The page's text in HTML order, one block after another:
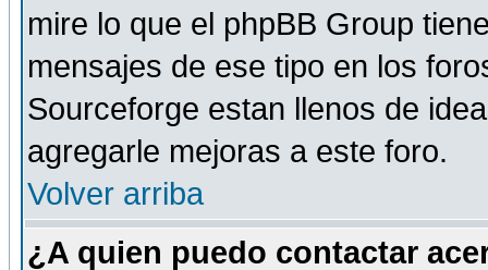
mire lo que el phpBB Group
mensajes de ese tipo en los
Sourceforge estan llenos de
agregarle mejoras a este foro.
Volver arriba
¿A quien puedo contactar